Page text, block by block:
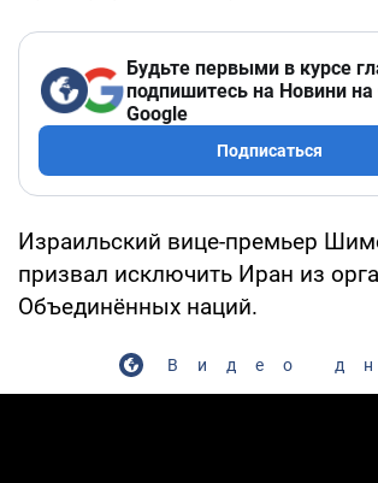
Будьте первыми в курсе
подпишитесь на Новини на
Google
Подписаться
Израильский вице-премьер
призвал исключить Иран из
Объединённых наций.
Видео